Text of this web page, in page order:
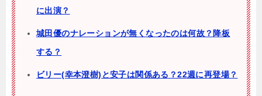
に出演？
城田優のナレーションが無くなったのは何故？降板
する？
ビリー(幸本澄樹)と安子は関係ある？22週に再登場？